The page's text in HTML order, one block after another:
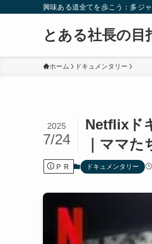
興味ある道全てを歩こう：多ジ
とある社長の目
ホーム ドキュメンタリー
Netflixド
｜ママ
2025
7/24
ＰＲ ドキュメンタリー